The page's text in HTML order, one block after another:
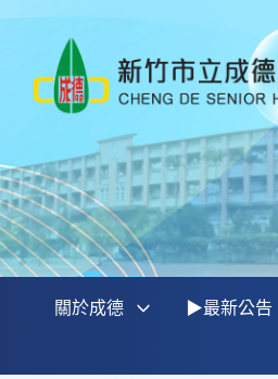
關於成德 ▶最新公告